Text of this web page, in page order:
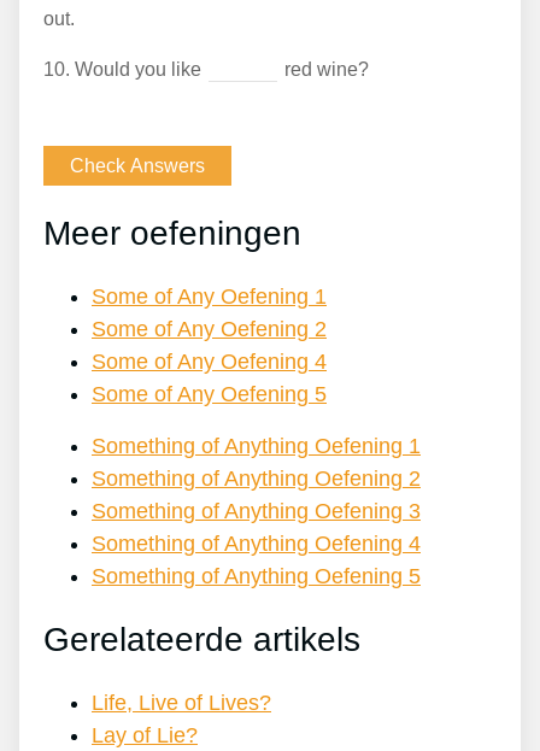
out.
10. Would you like red wine?
Meer oefeningen
Some of Any Oefening 1
Some of Any Oefening 2
Some of Any Oefening 4
Some of Any Oefening 5
Something of Anything Oefening 1
Something of Anything Oefening 2
Something of Anything Oefening 3
Something of Anything Oefening 4
Something of Anything Oefening 5
Gerelateerde artikels
Life, Live of Lives?
Lay of Lie?